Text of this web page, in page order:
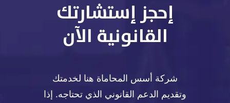
إحجز إستشارتك
القانونية الآن
شركة أسس المحاماة هنا لخدمتك
وتقديم الدعم القانوني الذي تحتاجه. إذا